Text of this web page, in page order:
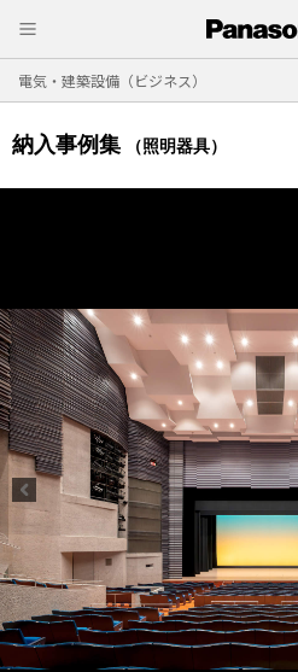
電気・建築設備（ビジネス）
納入事例集 （照明器具）